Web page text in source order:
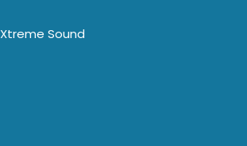
Xtreme Sound